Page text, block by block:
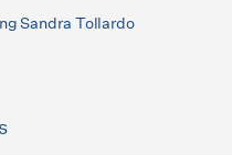
Sandra Tollardo